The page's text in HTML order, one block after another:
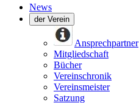
News
der Verein
Ansprechpartner
Mitgliedschaft
Bücher
Vereinschronik
Vereinsmeister
Satzung